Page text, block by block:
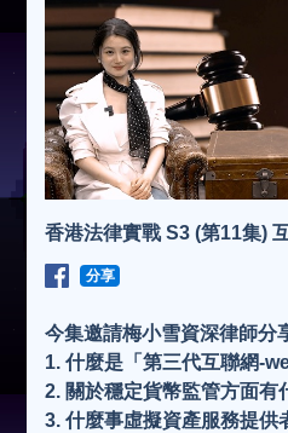
香港法律實戰 S3 (第11集)
分享
今集邀請梅小雪資深律師分
1. 什麼是「第三代互聯網-
2. 關於穩定貨幣監管方面有
3. 什麼事虛擬資產服務提供